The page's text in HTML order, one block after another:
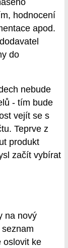
hodnocení
apod.
do
nebude
- tím bude
vejít se s
Teprve z
produkt
začít vybírat
na nový
oslovit ke